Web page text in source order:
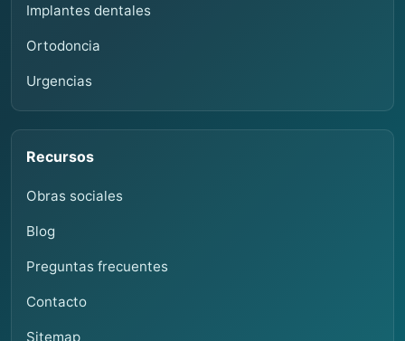
Implantes dentales
Ortodoncia
Urgencias
Recursos
Obras sociales
Blog
Preguntas frecuentes
Contacto
Sitemap